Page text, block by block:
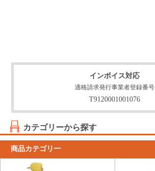
インボイス対応
適格請求発行事業者登録番号
T9120001001076
カテゴリーから探す
商品カテゴリ一